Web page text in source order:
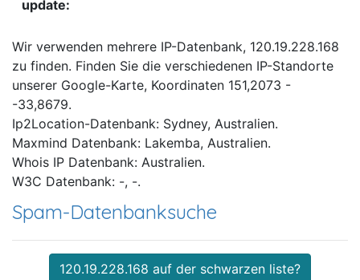
Wir verwenden mehrere IP-Datenbank, 120.19.228.168
zu finden. Finden Sie die verschiedenen IP-Standorte
unserer Google-Karte, Koordinaten 151,2073 -
-33,8679.
Ip2Location-Datenbank: Sydney, Australien.
Maxmind Datenbank: Lakemba, Australien.
Whois IP Datenbank: Australien.
W3C Datenbank: -, -.
Spam-Datenbanksuche
120.19.228.168 auf der schwarzen liste?